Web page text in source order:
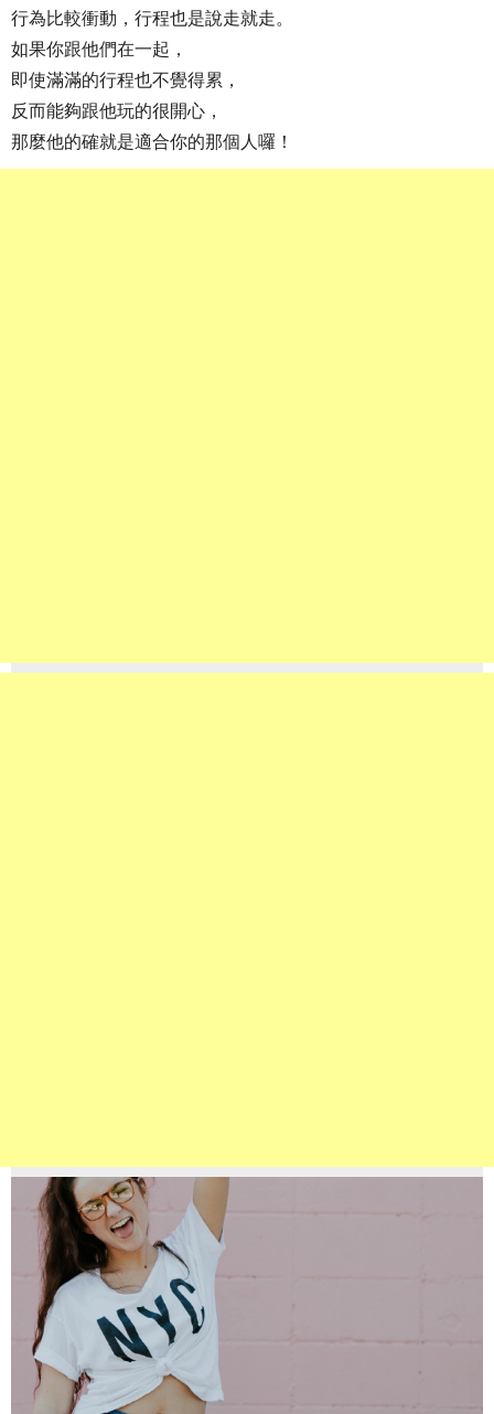
行為比較衝動，行程也是說走就走。
如果你跟他們在一起，
即使滿滿的行程也不覺得累，
反而能夠跟他玩的很開心，
那麼他的確就是適合你的那個人囉！